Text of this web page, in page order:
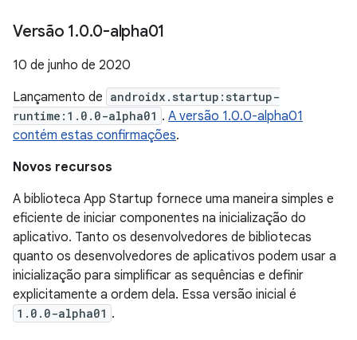
Versão 1.0.0-alpha01
10 de junho de 2020
Lançamento de androidx.startup:startup-
runtime:1.0.0-alpha01 . A versão 1.0.0-alpha01
contém estas confirmações.
Novos recursos
A biblioteca App Startup fornece uma maneira simples e
eficiente de iniciar componentes na inicialização do
aplicativo. Tanto os desenvolvedores de bibliotecas
quanto os desenvolvedores de aplicativos podem usar a
inicialização para simplificar as sequências e definir
explicitamente a ordem dela. Essa versão inicial é
1.0.0-alpha01 .